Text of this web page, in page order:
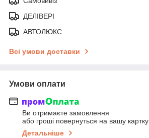
ДЕЛІВЕРІ
АВТОЛЮКС
Всі умови доставки
Умови оплати
Ви отримаєте замовлення
або гроші повернуться на вашу картку
Детальніше